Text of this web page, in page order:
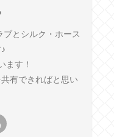
とシルク・ホース
ます！
有できればと思い